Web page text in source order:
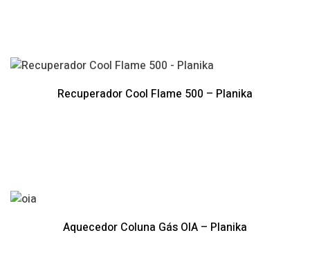
Recuperador Cool Flame 500 – Planika
Aquecedor Coluna Gás OIA – Planika